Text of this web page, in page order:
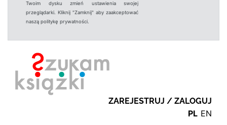
Twoim dysku zmień ustawienia swojej
przeglądarki. Kliknij "Zamknij" aby zaakceptować
naszą politykę prywatności.
ZAREJESTRUJ / ZALOGUJ
PL EN